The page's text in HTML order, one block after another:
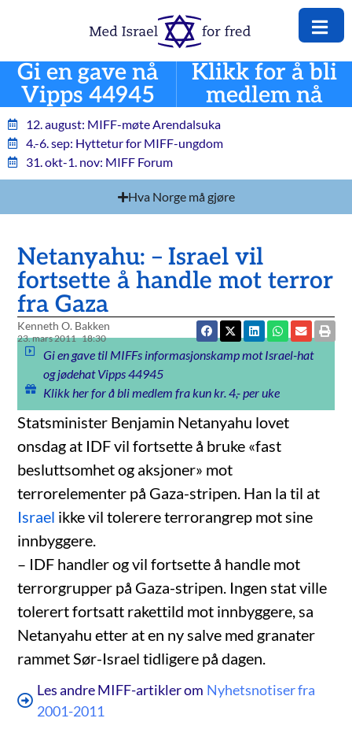
Gi en gave nå
Vipps 44945
Klikk for å bli
medlem nå
12. august: MIFF-møte Arendalsuka
4.-6. sep: Hyttetur for MIFF-ungdom
31. okt-1. nov: MIFF Forum
Hva Norge må gjøre
Netanyahu: – Israel vil
fortsette å handle mot terror
fra Gaza
Kenneth O. Bakken
23. mars 2011 18:30
Gi en gave til MIFFs informasjonskamp mot Israel-hat
og jødehat Vipps 44945
Klikk her for å bli medlem fra kun kr. 4,- per uke
Statsminister Benjamin Netanyahu lovet
onsdag at IDF vil fortsette å bruke «fast
besluttsomhet og aksjoner» mot
terrorelementer på Gaza-stripen. Han la til at
Israel ikke vil tolerere terrorangrep mot sine
innbyggere.
– IDF handler og vil fortsette å handle mot
terrorgrupper på Gaza-stripen. Ingen stat ville
tolerert fortsatt rakettild mot innbyggere, sa
Netanyahu etter at en ny salve med granater
rammet Sør-Israel tidligere på dagen.
Les andre MIFF-artikler om Nyhetsnotiser fra
2001-2011